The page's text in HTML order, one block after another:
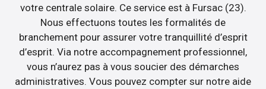
votre centrale solaire. Ce service est à Fursac (23).
Nous effectuons toutes les formalités de
branchement pour assurer votre tranquillité d’esprit
d’esprit. Via notre accompagnement professionnel,
vous n’aurez pas à vous soucier des démarches
administratives. Vous pouvez compter sur notre aide